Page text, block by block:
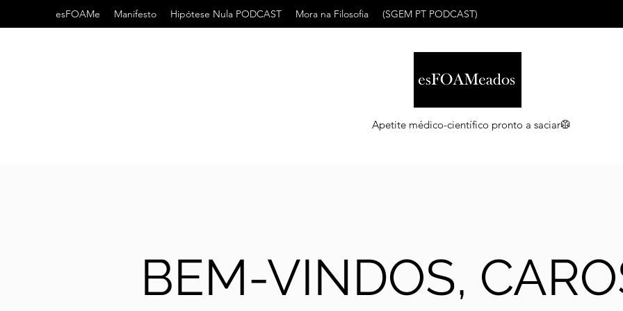
esFOAMe Manifesto Hipótese Nula PODCAST Mora na Filosofia (SGEM PT PODCAST)
Apetite médico-científico pronto a saciar🥼
BEM-VINDOS,